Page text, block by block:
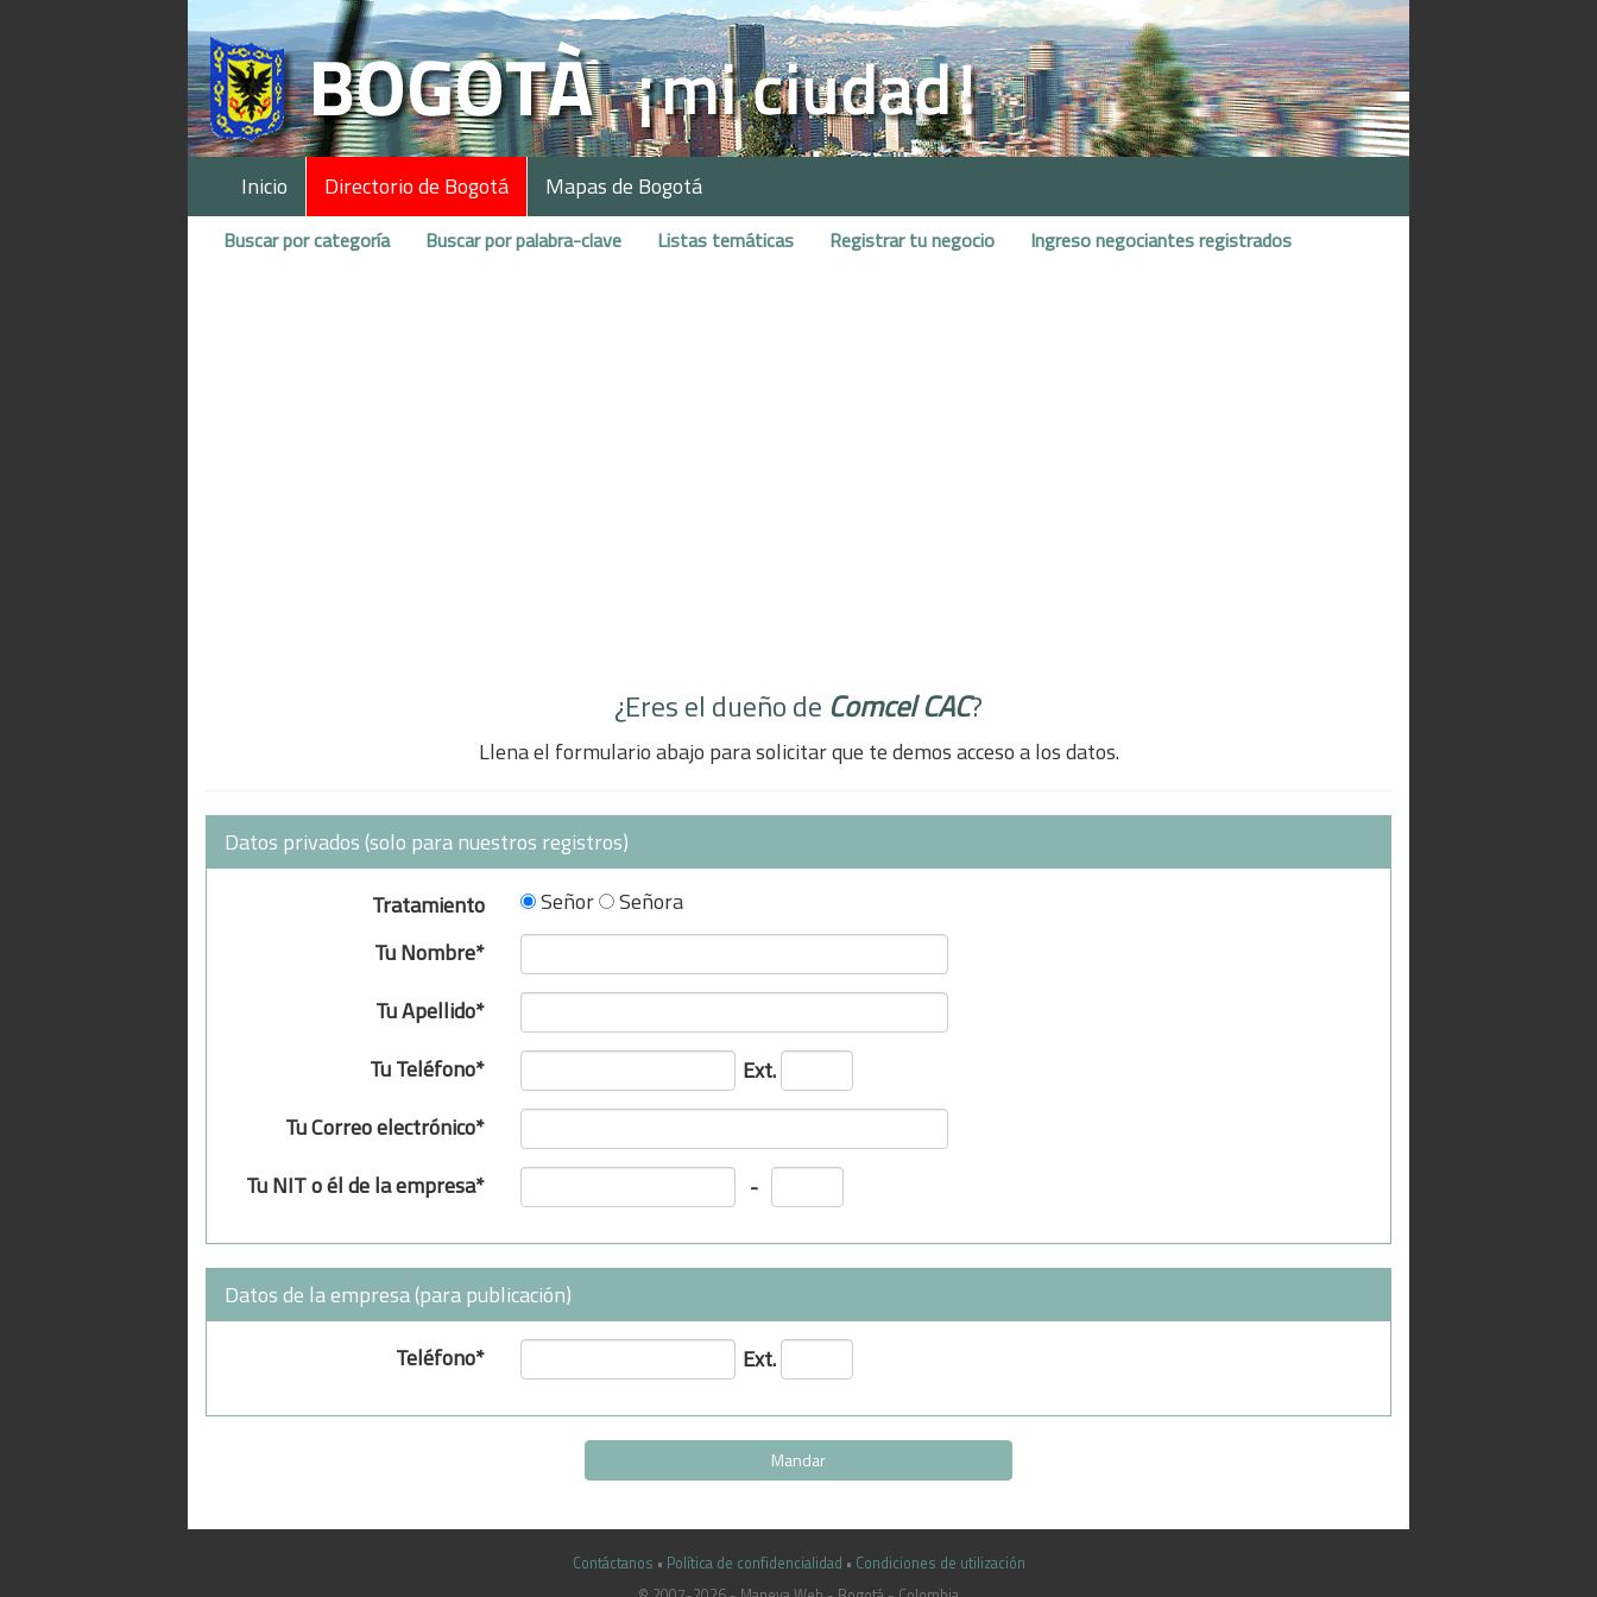
Inicio Directorio de Bogotá Mapas de Bogotá
Buscar por categoría Buscar por palabra-clave Listas temáticas Registrar tu negocio Ingreso negociantes registrados
¿Eres el dueño de Comcel CAC?
Llena el formulario abajo para solicitar que te demos acceso a los datos.
Datos privados (solo para nuestros registros)
Tratamiento
Señor
Señora
Tu Nombre*
Tu Apellido*
Tu Teléfono*
Ext.
Tu Correo electrónico*
Tu NIT o él de la empresa*
-
Datos de la empresa (para publicación)
Teléfono*
Ext.
Contáctanos • Política de confidencialidad • Condiciones de utilización